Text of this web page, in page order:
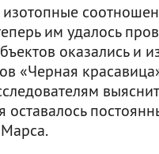
им удалось
оказались и
«Черная
оставалось